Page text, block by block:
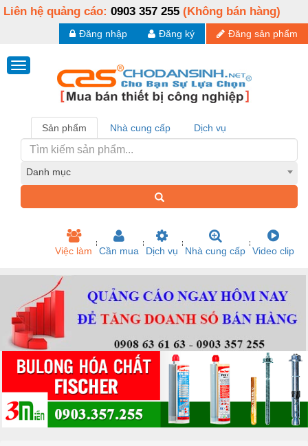
Liên hệ quảng cáo: 0903 357 255 (Không bán hàng)
Đăng sản phẩm
Đăng ký
Đăng nhập
Sản phẩm Nhà cung cấp Dịch vụ
Danh mục
Việc làm Cần mua Dịch vụ Nhà cung cấp Video clip